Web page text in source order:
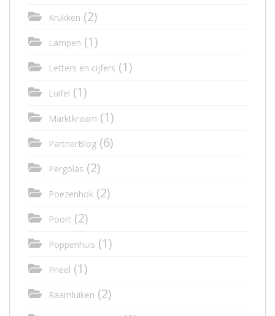
Krukken (2)
Lampen (1)
Letters en cijfers (1)
Luifel (1)
Marktkraam (1)
PartnerBlog (6)
Pergolas (2)
Poezenhok (2)
Poort (2)
Poppenhuis (1)
Prieel (1)
Raamluiken (2)